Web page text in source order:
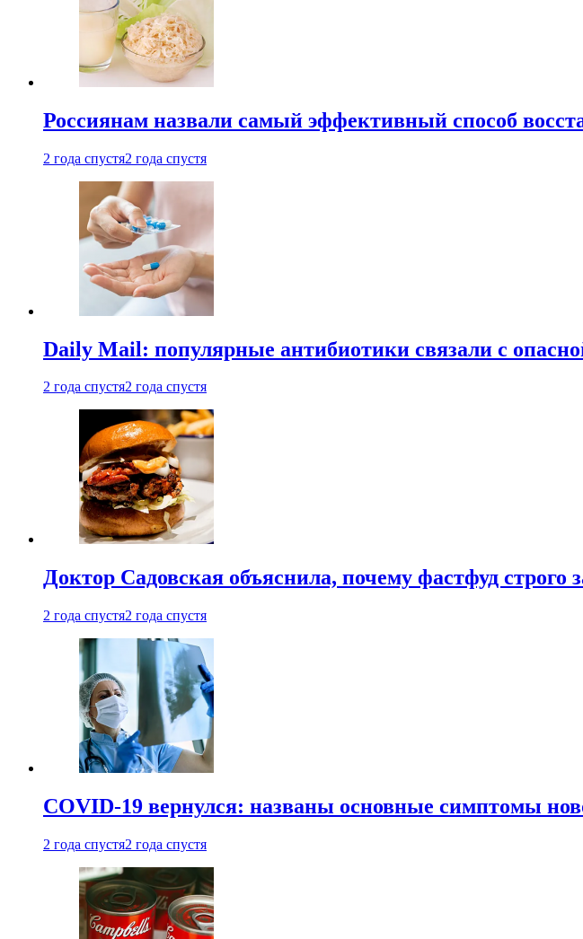
Россиянам назвали самый эффективный способ
2 года спустя2 года спустя
Daily Mail: популярные антибиотики связали с
2 года спустя2 года спустя
Доктор Садовская объяснила, почему фастфуд
2 года спустя2 года спустя
COVID-19 вернулся: названы основные симптомы
2 года спустя2 года спустя